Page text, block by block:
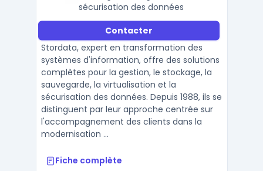
sécurisation des données
Contacter
Stordata, expert en transformation des
systèmes d'information, offre des solutions
complètes pour la gestion, le stockage, la
sauvegarde, la virtualisation et la
sécurisation des données. Depuis 1988, ils se
distinguent par leur approche centrée sur
l'accompagnement des clients dans la
modernisation ...
Fiche complète